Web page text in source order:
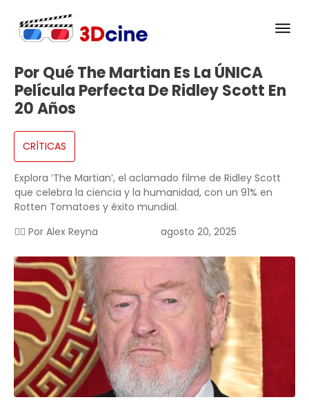
Por Qué The Martian Es La ÚNICA
Película Perfecta De Ridley Scott En
20 Años
CRÍTICAS
Explora ‘The Martian’, el aclamado filme de Ridley Scott
que celebra la ciencia y la humanidad, con un 91% en
Rotten Tomatoes y éxito mundial.
✍🏻 Por Alex Reyna agosto 20, 2025